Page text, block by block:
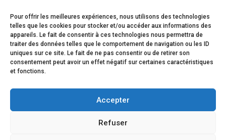
Pour offrir les meilleures expériences, nous utilisons des technologies
telles que les cookies pour stocker et/ou accéder aux informations des
appareils. Le fait de consentir à ces technologies nous permettra de
traiter des données telles que le comportement de navigation ou les ID
uniques sur ce site. Le fait de ne pas consentir ou de retirer son
consentement peut avoir un effet négatif sur certaines caractéristiques
et fonctions.
Accepter
Refuser
• Politique de confidentialité
Lanceurs d’alerte